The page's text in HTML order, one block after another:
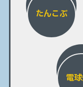
たんこぶ
電